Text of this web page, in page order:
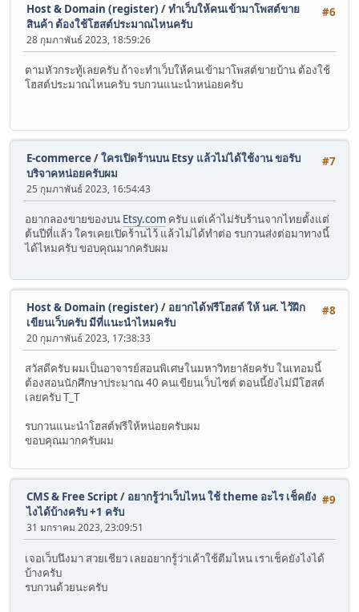
#6
Host & Domain (register) /ทำเว็บให้คนเข้ามาโพสต์ขาย
สินค้า ต้องใช้โฮสต์ประมาณไหนครับ
28 กุมภาพันธ์ 2023, 18:59:26
ตามหัวกระทู้เลยครับ ถ้าจะทำเว็บให้คนเข้ามาโพสต์ขายบ้าน ต้องใช้
โฮสต์ประมาณไหนครับ รบกวนแนะนำหน่อยครับ
#7
E-commerce/ใครเปิดร้านบน Etsy แล้วไม่ได้ใช้งาน ขอรับ
บริจาคหน่อยครับผม
25 กุมภาพันธ์ 2023, 16:54:43
อยากลองขายของบน Etsy.com ครับ แต่เค้าไม่รับร้านจากไทยตั้งแต่
ต้นปีที่แล้ว ใครเคยเปิดร้านไว้ แล้วไม่ได้ทำต่อ รบกวนส่งต่อมาทางนี้
ได้ไหมครับ ขอบคุณมากครับผม
#8
Host & Domain (register) / อยากได้ฟรีโฮสต์ ให้ นศ. ไว้ฝึก
เขียนเว็บครับ มีที่แนะนำไหมครับ
20 กุมภาพันธ์ 2023, 17:38:33
สวัสดีครับ ผมเป็นอาจารย์สอนพิเศษในมหาวิทยาลัยครับ ในเทอมนี้
ต้องสอนนักศึกษาประมาณ 40 คนเขียนเว็บไซต์ ตอนนี้ยังไม่มีโฮสต์
เลยครับ T_T
รบกวนแนะนำโฮสต์ฟรีให้หน่อยครับผม
ขอบคุณมากครับผม
#9
CMS & Free Script/ อยากรู้ว่าเว็บไหน ใช้ theme อะไร เช็คยัง
ไงได้บ้างครับ +1 ครับ
31 มกราคม 2023, 23:09:51
เจอเว็บนึงมา สวยเชียว เลยอยากรู้ว่าเค้าใช้ตีมไหน เราเช็คยังไงได้
บ้างครับ
รบกวนด้วยนะครับ